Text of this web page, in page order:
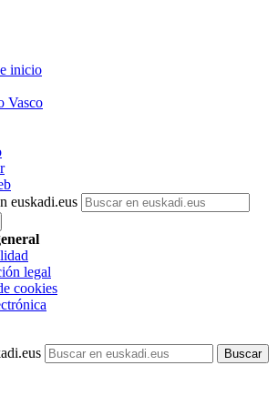
inicio
Vasco
euskadi.eus
legal
cookies